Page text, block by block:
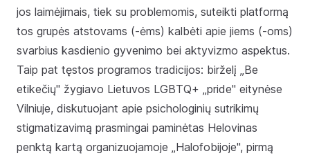
jos laimėjimais, tiek su problemomis, suteikti platformą
tos grupės atstovams (-ėms) kalbėti apie jiems (-oms)
svarbius kasdienio gyvenimo bei aktyvizmo aspektus.
Taip pat tęstos programos tradicijos: birželį „Be
etikečių" žygiavo Lietuvos LGBTQ+ „pride" eitynėse
Vilniuje, diskutuojant apie psichologinių sutrikimų
stigmatizavimą prasmingai paminėtas Helovinas
penktą kartą organizuojamoje „Halofobijoje", pirmą